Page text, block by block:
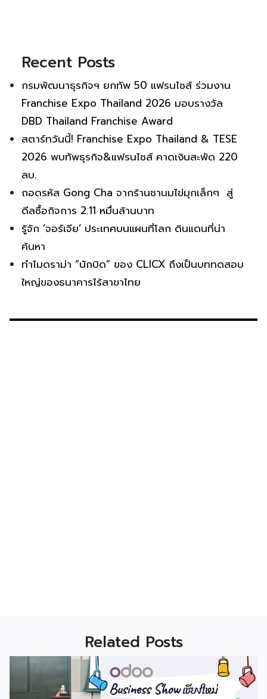
Recent Posts
กรมพัฒนาธุรกิจฯ ยกทัพ 50 แฟรนไชส์ ร่วมงาน
Franchise Expo Thailand 2026 มอบรางวัล
DBD Thailand Franchise Award
สตาร์ทวันนี้! Franchise Expo Thailand & TESE
2026 พบทัพธุรกิจ&แฟรนไชส์ คาดเงินสะพัด 220
ลบ.
ถอดรหัส Gong Cha จากร้านชานมไข่มุกเล็กๆ สู่
ดีลซื้อกิจการ 2.11 หมื่นล้านบาท
รู้จัก ‘จอร์เจีย’ ประเทศบนแผนที่โลก ดินแดนที่น่า
ค้นหา
ทำไมดราม่า “นักบิด” ของ CLICX ถึงเป็นบททดสอบ
ใหญ่ของธนาคารไร้สาขาไทย
Related Posts